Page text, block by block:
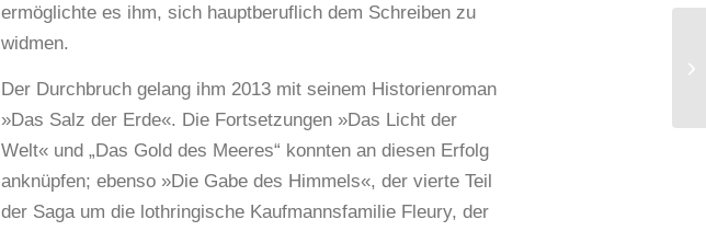
ermöglichte es ihm, sich hauptberuflich dem Schreiben zu
widmen.
Der Durchbruch gelang ihm 2013 mit seinem Historienroman
»Das Salz der Erde«. Die Fortsetzungen »Das Licht der
Welt« und „Das Gold des Meeres“ konnten an diesen Erfolg
anknüpfen; ebenso »Die Gabe des Himmels«, der vierte Teil
der Saga um die lothringische Kaufmannsfamilie Fleury, der